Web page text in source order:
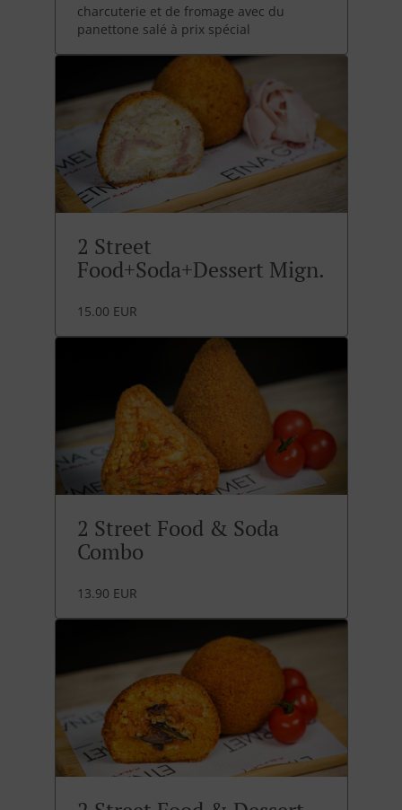
charcuterie et de fromage avec du
panettone salé à prix spécial
2 Street
Food+Soda+Dessert Mign.
15.00 EUR
2 Street Food & Soda
Combo
13.90 EUR